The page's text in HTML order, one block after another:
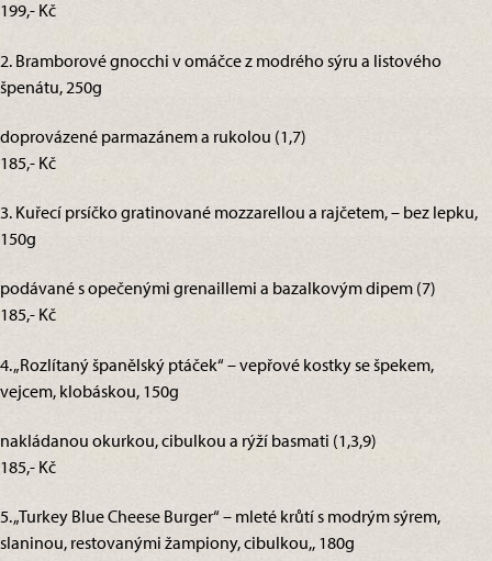
199,- Kč
2. Bramborové gnocchi v omáčce z modrého sýru a listového
špenátu, 250g
doprovázené parmazánem a rukolou (1,7)
185,- Kč
3. Kuřecí prsíčko gratinované mozzarellou a rajčetem, – bez lepku,
150g
podávané s opečenými grenaillemi a bazalkovým dipem (7)
185,- Kč
4. „Rozlítaný španělský ptáček“ – vepřové kostky se špekem,
vejcem, klobáskou, 150g
nakládanou okurkou, cibulkou a rýží basmati (1,3,9)
185,- Kč
5. „Turkey Blue Cheese Burger“ – mleté krůtí s modrým sýrem,
slaninou, restovanými žampiony, cibulkou,, 180g